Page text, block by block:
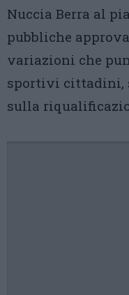
Nuccia Berra al
pubbliche
variazioni che
sportivi cittadini,
sulla